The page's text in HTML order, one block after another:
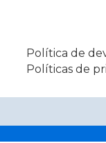
Política de
Políticas de